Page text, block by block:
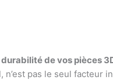
de vos pièces
n’est pas le seul facteur